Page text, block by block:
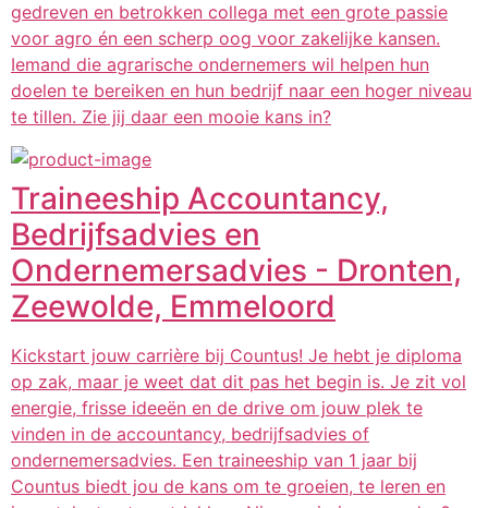
gedreven en betrokken collega met een grote passie
voor agro én een scherp oog voor zakelijke kansen.
Iemand die agrarische ondernemers wil helpen hun
doelen te bereiken en hun bedrijf naar een hoger niveau
te tillen. Zie jij daar een mooie kans in?
Traineeship Accountancy,
Bedrijfsadvies en
Ondernemersadvies - Dronten,
Zeewolde, Emmeloord
Kickstart jouw carrière bij Countus! Je hebt je diploma
op zak, maar je weet dat dit pas het begin is. Je zit vol
energie, frisse ideeën en de drive om jouw plek te
vinden in de accountancy, bedrijfsadvies of
ondernemersadvies. Een traineeship van 1 jaar bij
Countus biedt jou de kans om te groeien, te leren en